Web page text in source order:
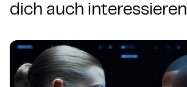
dich auch interessieren